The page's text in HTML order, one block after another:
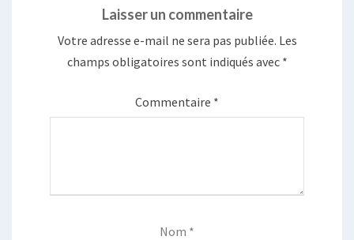
Laisser un commentaire
Votre adresse e-mail ne sera pas publiée. Les
champs obligatoires sont indiqués avec *
Commentaire *
Nom *